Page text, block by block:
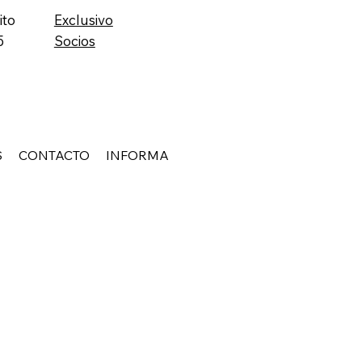
Exclusivo
Socios
CONTACTO INFORMA